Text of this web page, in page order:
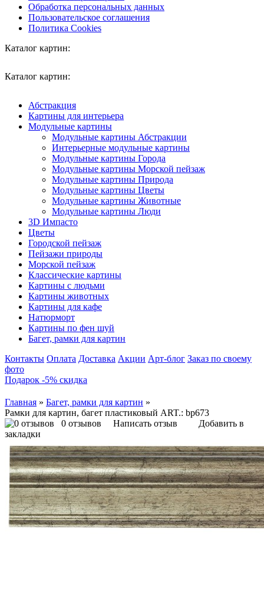
Обработка персональных данных
Пользовательское соглашения
Политика Cookies
Каталог картин:
Каталог картин:
Абстракция
Картины для интерьера
Модульные картины
Модульные картины Абстракции
Интерьерные модульные картины
Модульные картины Города
Модульные картины Морской пейзаж
Модульные картины Природа
Модульные картины Цветы
Модульные картины Животные
Модульные картины Люди
3D Импасто
Цветы
Городской пейзаж
Пейзажи природы
Морской пейзаж
Классические картины
Картины с людьми
Картины животных
Картины для кафе
Натюрморт
Картины по фен шуй
Багет, рамки для картин
Контакты Оплата Доставка Акции Арт-блог Заказ по своему
фото
Подарок -5% скидка
Главная » Багет, рамки для картин »
Рамки для картин, багет пластиковый ART.: bp673
0 отзывов
Написать отзыв
Добавить в
закладки